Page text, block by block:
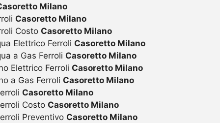
Milano
Casoretto Milano
Costo Casoretto Milano
Elettrico Ferroli Casoretto Milano
a Gas Ferroli Casoretto Milano
Elettrico Ferroli Casoretto Milano
a Gas Ferroli Casoretto Milano
Casoretto Milano
Costo Casoretto Milano
Preventivo Casoretto Milano